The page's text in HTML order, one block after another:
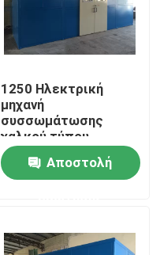
1250 Ηλεκτρική
μηχανή
συσσωμάτωσης
χαλκού τύπου
καλωδίου με
μονοτροπίαΑποστολή